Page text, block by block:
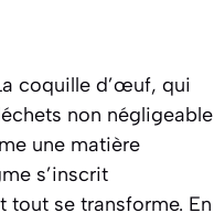
coquille d’œuf, qui
non négligeable
une matière
s’inscrit
tout se transforme. En